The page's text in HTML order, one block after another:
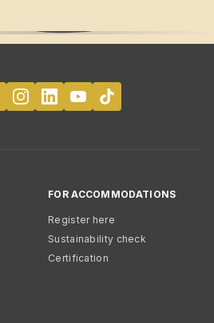
FOR ACCOMMODATIONS
Register here
Sustainability check
Certification